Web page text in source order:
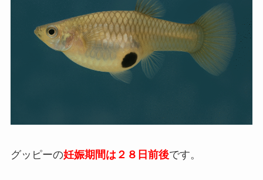
グッピーの妊娠期間は２８日前後です。